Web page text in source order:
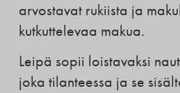
arvostavat rukiista ja
kutkuttelevaa makua.
Leipä sopii loistavaksi
joka tilanteessa ja se